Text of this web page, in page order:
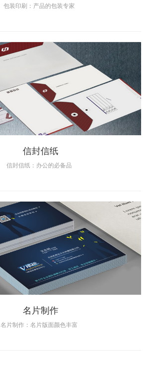
包装印刷：产品的包装专家
信封信纸
信封信纸：办公的必备品
名片制作
名片制作：名片版面颜色丰富